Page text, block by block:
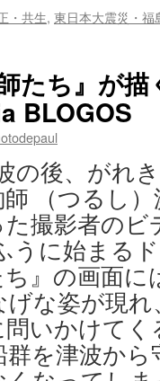
・共生, 東日本大震災・福
たち』が
BLOGOS
の後、がれ
（つるし
撮影者の
に始まる
』の画面
げな姿が現
いかけて
群を津波か